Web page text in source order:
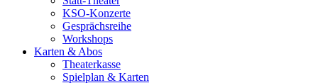
KSO-Konzerte
Gesprächsreihe
Workshops
Karten & Abos
Theaterkasse
Spielplan & Karten